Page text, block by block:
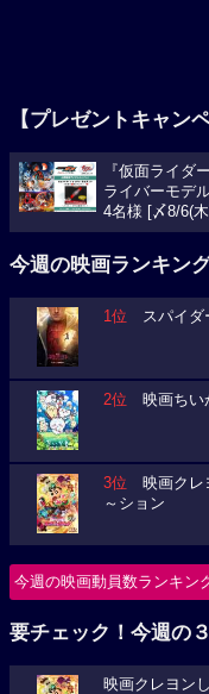
【プレゼントキャン
『仮面ライダ
ライバーモデ
4名様 [〆8/6(
今週の映画ランキン
1位 スパイダ
2位 映画ちい
3位 映画クレ
～ション
今週の映画動員数ランキン
要チェック！今週の
映画クレヨン